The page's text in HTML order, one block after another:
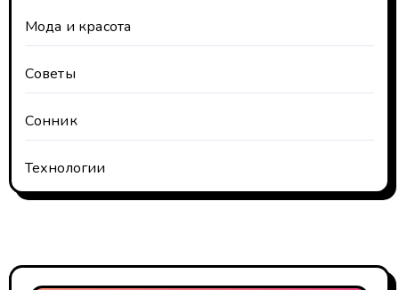
Мода и красота
Советы
Сонник
Технологии